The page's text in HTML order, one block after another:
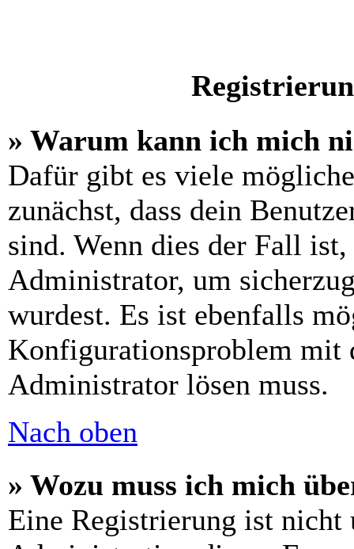
» Warum kann ich mich
Dafür gibt es viele
zunächst, dass dein
sind. Wenn dies der Fall
Administrator, um
wurdest. Es ist ebenfalls
Konfigurationsproblem mit
Administrator lösen muss.
Nach oben
» Wozu muss ich mich
Eine Registrierung ist